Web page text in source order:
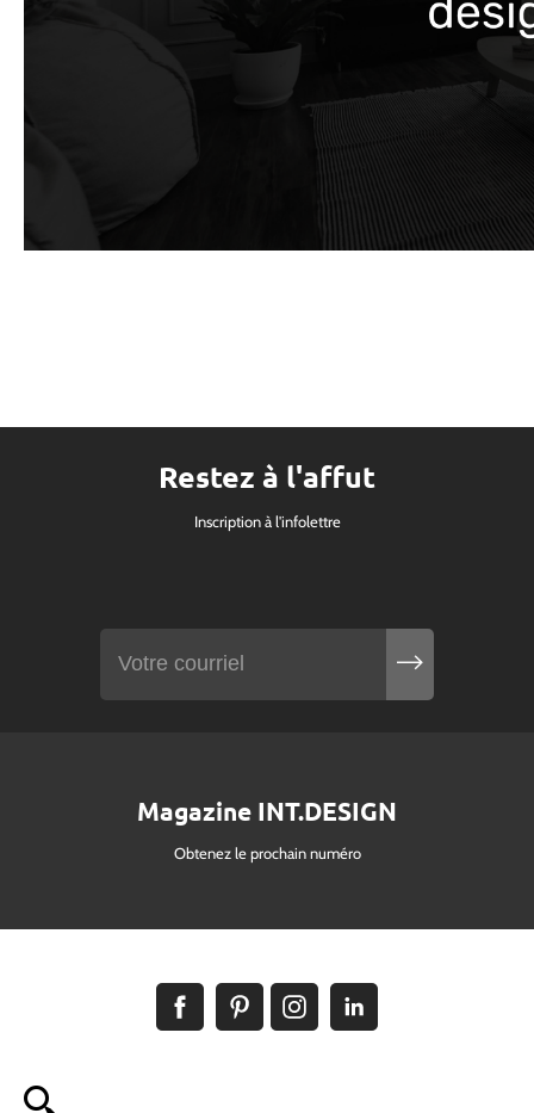
Restez à l'affut
Inscription à l'infolettre
Magazine INT.DESIGN
Obtenez le prochain numéro